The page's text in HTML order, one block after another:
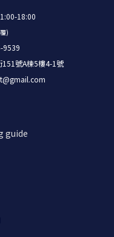
18:00
)
9539
號A棟5樓4-1號
guide